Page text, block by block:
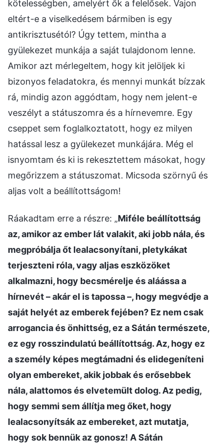
kötelességben, amelyért ők a felelősek. Vajon
eltért-e a viselkedésem bármiben is egy
antikrisztusétól? Úgy tettem, mintha a
gyülekezet munkája a saját tulajdonom lenne.
Amikor azt mérlegeltem, hogy kit jelöljek ki
bizonyos feladatokra, és mennyi munkát bízzak
rá, mindig azon aggódtam, hogy nem jelent-e
veszélyt a státuszomra és a hírnevemre. Egy
cseppet sem foglalkoztatott, hogy ez milyen
hatással lesz a gyülekezet munkájára. Még el
isnyomtam és ki is rekesztettem másokat, hogy
megőrizzem a státuszomat. Micsoda szörnyű és
aljas volt a beállítottságom!
Ráakadtam erre a részre: „Miféle beállítottság
az, amikor az ember lát valakit, aki jobb nála, és
megpróbálja őt lealacsonyítani, pletykákat
terjeszteni róla, vagy aljas eszközöket
alkalmazni, hogy becsmérelje és aláássa a
hírnevét – akár el is tapossa –, hogy megvédje a
saját helyét az emberek fejében? Ez nem csak
arrogancia és önhittség, ez a Sátán természete,
ez egy rosszindulatú beállítottság. Az, hogy ez
a személy képes megtámadni és elidegeníteni
olyan embereket, akik jobbak és erősebbek
nála, alattomos és elvetemült dolog. Az pedig,
hogy semmi sem állítja meg őket, hogy
lealacsonyítsák az embereket, azt mutatja,
hogy sok bennük az gonosz! A Sátán